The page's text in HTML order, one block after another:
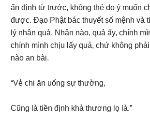
ấn định từ trước, không thẻ do ý muốn
được. Đạo Phật bác thuyết số mệnh và
lý nhân quả. Nhân nào, quả ấy, chính
chính mình chịu lấy quả, chứ không
nào an bài.
“Vẻ chi ăn uống sự thường,
Cũng là tiền định khả thương lọ là.”